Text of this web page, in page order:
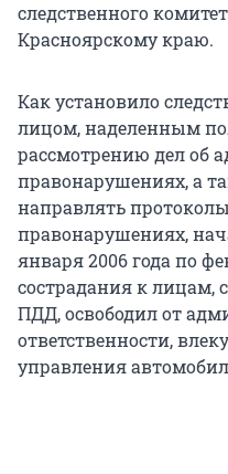
следственного
Красноярскому краю.
Как установило
лицом, наделенным
рассмотрению дел об
правонарушениях, а
направлять
правонарушениях,
января 2006 года по
сострадания к
ПДД, освободил от
ответственности,
управления